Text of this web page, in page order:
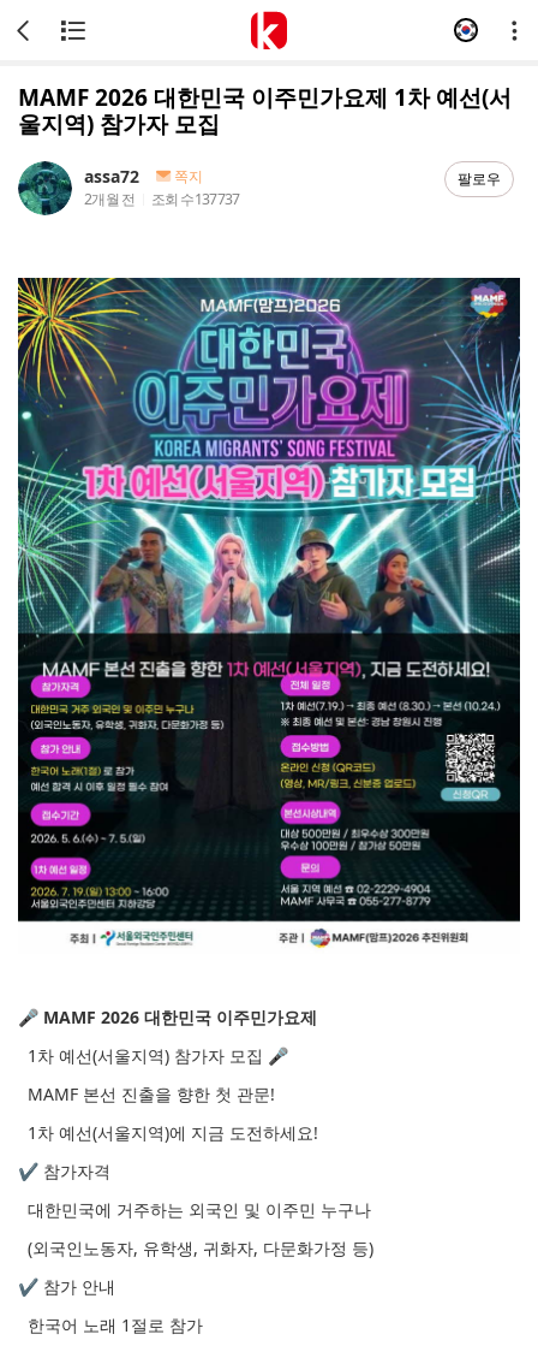
MAMF 2026 대한민국 이주민가요제 1차 예선(서
울지역) 참가자 모집
assa72
쪽지
2개월 전
조회 수137737
팔로우
🎤 MAMF 2026 대한민국 이주민가요제
1차 예선(서울지역) 참가자 모집 🎤
MAMF 본선 진출을 향한 첫 관문!
1차 예선(서울지역)에 지금 도전하세요!
✔ 참가자격
대한민국에 거주하는 외국인 및 이주민 누구나
(외국인노동자, 유학생, 귀화자, 다문화가정 등)
✔ 참가 안내
한국어 노래 1절로 참가